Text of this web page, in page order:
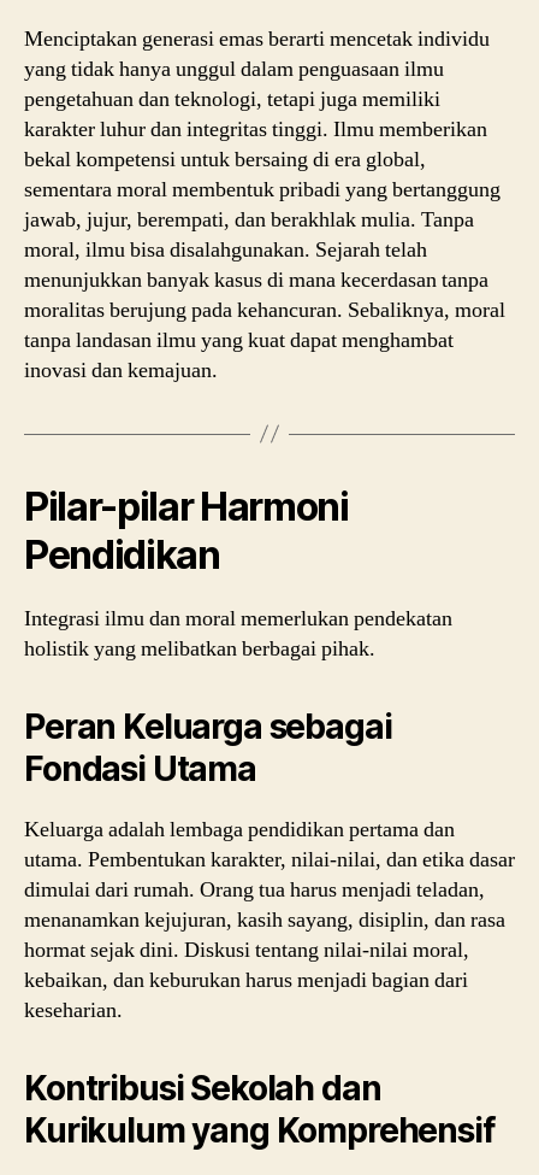
Menciptakan generasi emas berarti mencetak individu
yang tidak hanya unggul dalam penguasaan ilmu
pengetahuan dan teknologi, tetapi juga memiliki
karakter luhur dan integritas tinggi. Ilmu memberikan
bekal kompetensi untuk bersaing di era global,
sementara moral membentuk pribadi yang bertanggung
jawab, jujur, berempati, dan berakhlak mulia. Tanpa
moral, ilmu bisa disalahgunakan. Sejarah telah
menunjukkan banyak kasus di mana kecerdasan tanpa
moralitas berujung pada kehancuran. Sebaliknya, moral
tanpa landasan ilmu yang kuat dapat menghambat
inovasi dan kemajuan.
Pilar-pilar Harmoni
Pendidikan
Integrasi ilmu dan moral memerlukan pendekatan
holistik yang melibatkan berbagai pihak.
Peran Keluarga sebagai
Fondasi Utama
Keluarga adalah lembaga pendidikan pertama dan
utama. Pembentukan karakter, nilai-nilai, dan etika dasar
dimulai dari rumah. Orang tua harus menjadi teladan,
menanamkan kejujuran, kasih sayang, disiplin, dan rasa
hormat sejak dini. Diskusi tentang nilai-nilai moral,
kebaikan, dan keburukan harus menjadi bagian dari
keseharian.
Kontribusi Sekolah dan
Kurikulum yang Komprehensif